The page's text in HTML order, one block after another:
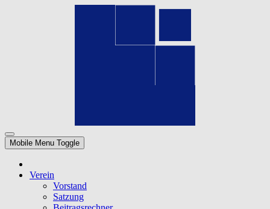
Mobile Menu Toggle
Verein
Vorstand
Satzung